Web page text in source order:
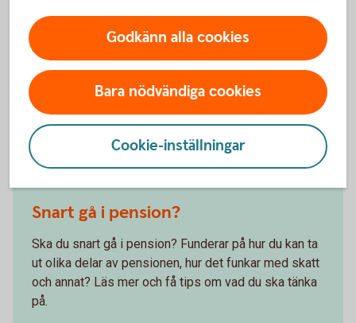
Snart gå i pension?
Ska du snart gå i pension? Funderar på hur du kan ta
ut olika delar av pensionen, hur det funkar med skatt
och annat? Läs mer och få tips om vad du ska tänka
på.
Godkänn alla cookies
Bara nödvändiga cookies
Cookie-inställningar